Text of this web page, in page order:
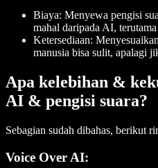
Biaya: Menyewa pengisi
mahal daripada AI,
Ketersediaan:
manusia bisa sulit, apalagi
Apa kelebihan &
AI & pengisi suara?
Sebagian sudah dibahas, berikut
Voice Over AI: